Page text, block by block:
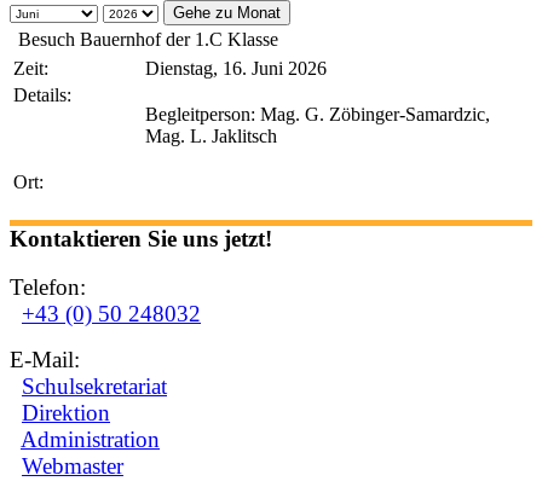
Gehe zu Monat
Besuch Bauernhof der 1.C Klasse
Zeit:
Dienstag, 16. Juni 2026
Details:
Begleitperson: Mag. G. Zöbinger-Samardzic,
Mag. L. Jaklitsch
Ort:
Kontaktieren Sie uns jetzt!
Telefon:
+43 (0) 50 248032
E-Mail:
Schulsekretariat
Direktion
Administration
Webmaster